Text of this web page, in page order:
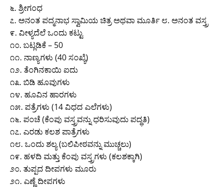
೬. ಶ್ರೀಗಂಧ
೭. ಅನಂತ ಪದ್ಮನಾಭ ಸ್ವಾಮಿಯ ಚಿತ್ರ ಅಥವಾ ಮೂರ್ತಿ ೮. ಅನಂತ ವಸ್ತ್ರ
೯. ವೀಳ್ಯದೆಲೆ ಒಂದು ಕಟ್ಟು
೧೦. ಬಟ್ಲಡಿಕೆ – 50
೧೧. ನಾಣ್ಯಗಳು (40 ಸಂಖ್ಯೆ)
೧೨. ತೆಂಗಿನಕಾಯಿ ಐದು
೧೩. ಬಿಡಿ ಹೂವುಗಳು
೧೪. ಹೂವಿನ ಹಾರಗಳು
೧೫. ಪತ್ರೆಗಳು (14 ವಿಧದ ಎಲೆಗಳು)
೧೬. ಪಂಚೆ (ಕೆಂಪು ವಸ್ತ್ರವನ್ನು ಧರಿಸುವುದು ಪದ್ಧತಿ)
೧೭. ಎರಡು ಕಲಶ ಪಾತ್ರೆಗಳು
೧೮. ಒಂದು ಶಲ್ಯ (ಬಲಿಪೀಠವನ್ನು ಮುಚ್ಚಲು)
೧೯. ಹಳದಿ ಮತ್ತು ಕೆಂಪು ವಸ್ತ್ರಗಳು (ಕಲಶಕ್ಕಾಗಿ)
೨೦. ತುಪ್ಪದ ದೀಪಗಳು ಮೂರು
೨೧. ಎಣ್ಣೆ ದೀಪಗಳು